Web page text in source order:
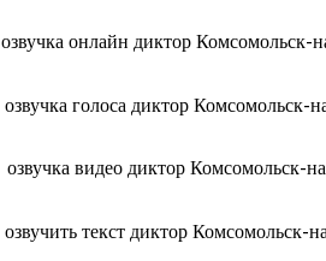
озвучка онлайн диктор Комсомольск-
озвучка голоса диктор Комсомольск-
озвучка видео диктор Комсомольск-
озвучить текст диктор Комсомольск-